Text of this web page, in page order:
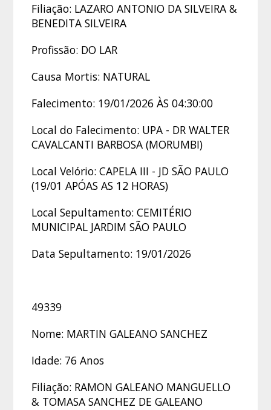
Filiação: LAZARO ANTONIO DA SILVEIRA &
BENEDITA SILVEIRA
Profissão: DO LAR
Causa Mortis: NATURAL
Falecimento: 19/01/2026 ÀS 04:30:00
Local do Falecimento: UPA - DR WALTER
CAVALCANTI BARBOSA (MORUMBI)
Local Velório: CAPELA III - JD SÃO PAULO
(19/01 APÓAS AS 12 HORAS)
Local Sepultamento: CEMITÉRIO
MUNICIPAL JARDIM SÃO PAULO
Data Sepultamento: 19/01/2026
49339
Nome: MARTIN GALEANO SANCHEZ
Idade: 76 Anos
Filiação: RAMON GALEANO MANGUELLO
& TOMASA SANCHEZ DE GALEANO